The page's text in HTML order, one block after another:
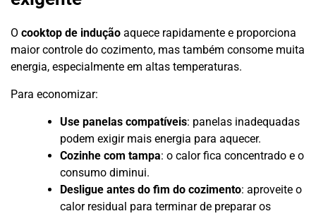
O cooktop de indução aquece rapidamente e proporciona
maior controle do cozimento, mas também consome muita
energia, especialmente em altas temperaturas.
Para economizar:
Use panelas compatíveis: panelas inadequadas
podem exigir mais energia para aquecer.
Cozinhe com tampa: o calor fica concentrado e o
consumo diminui.
Desligue antes do fim do cozimento: aproveite o
calor residual para terminar de preparar os